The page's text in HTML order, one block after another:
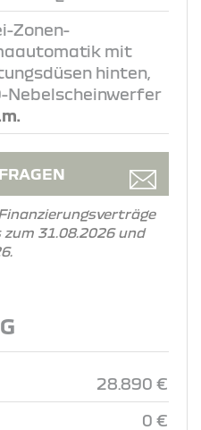
Zonen-
mit
hinten,
Nebelscheinwerfer
zum 31.08.2026 und
28.890 €
0 €